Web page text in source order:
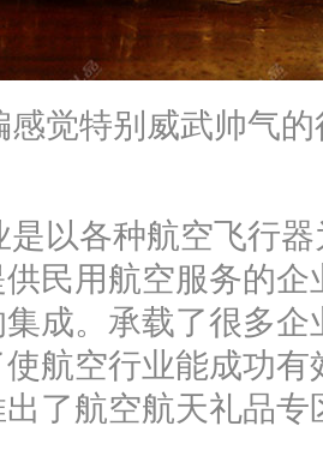
感觉特别威武帅气
是以各种航空飞行
民用航空服务的企
成。承载了很多企
航空行业能成功有
了航空航天礼品专